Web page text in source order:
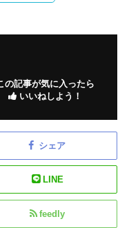
の記事が気に入ったら
いいねしよう！
シェア
LINE
feedly